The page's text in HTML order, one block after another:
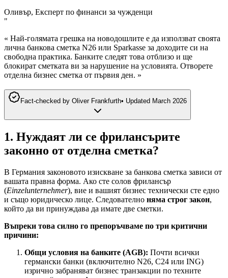
Оливър, Експерт по финанси за чужденци
"
« Най-голямата грешка на новодошлите е да използват своята
лична банкова сметка N26 или Sparkasse за доходите си на
свободна практика. Банките следят това отблизо и ще
блокират сметката ви за нарушение на условията. Отворете
отделна бизнес сметка от първия ден. »
Fact-checked by Oliver Frankfurth• Updated March 2026
1. Нуждаят ли се фрилансърите
законно от отделна сметка?
В Германия законовото изискване за банкова сметка зависи от
вашата правна форма. Ако сте солов фрилансър
(Einzelunternehmer), вие и вашият бизнес технически сте едно
и също юридическо лице. Следователно няма строг закон,
който да ви принуждава да имате две сметки.
Въпреки това силно го препоръчваме по три критични
причини:
Общи условия на банките (AGB): Почти всички
германски банки (включително N26, C24 или ING)
изрично забраняват бизнес транзакции по техните